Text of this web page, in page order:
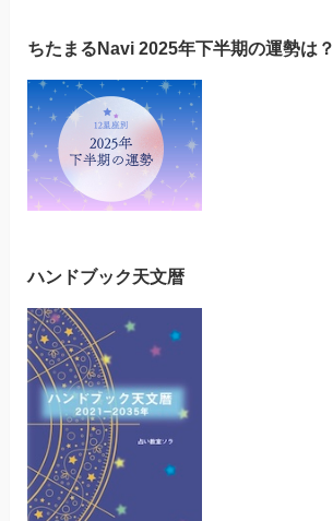
ちたまるNavi 2025年下半期の運勢は？
ハンドブック天文暦